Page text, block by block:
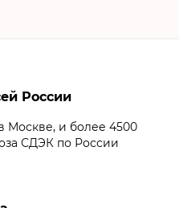
России
Москве, и более 4500
СДЭК по России